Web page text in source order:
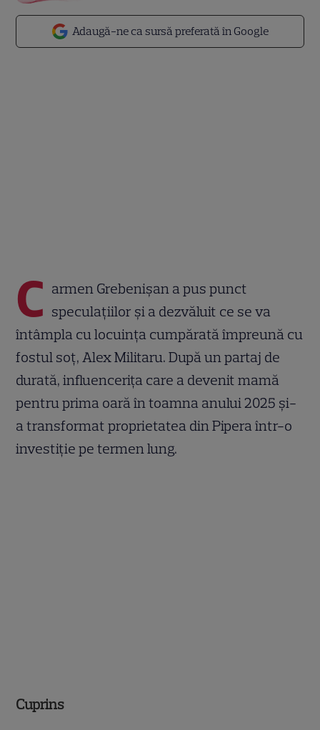
Adaugă-ne ca sursă preferată în Google
C armen Grebenișan a pus punct
speculațiilor și a dezvăluit ce se va
întâmpla cu locuința cumpărată împreună cu
fostul soț, Alex Militaru. După un partaj de
durată, influencerița care a devenit mamă
pentru prima oară în toamna anului 2025 și-
a transformat proprietatea din Pipera într-o
investiție pe termen lung.
Cuprins